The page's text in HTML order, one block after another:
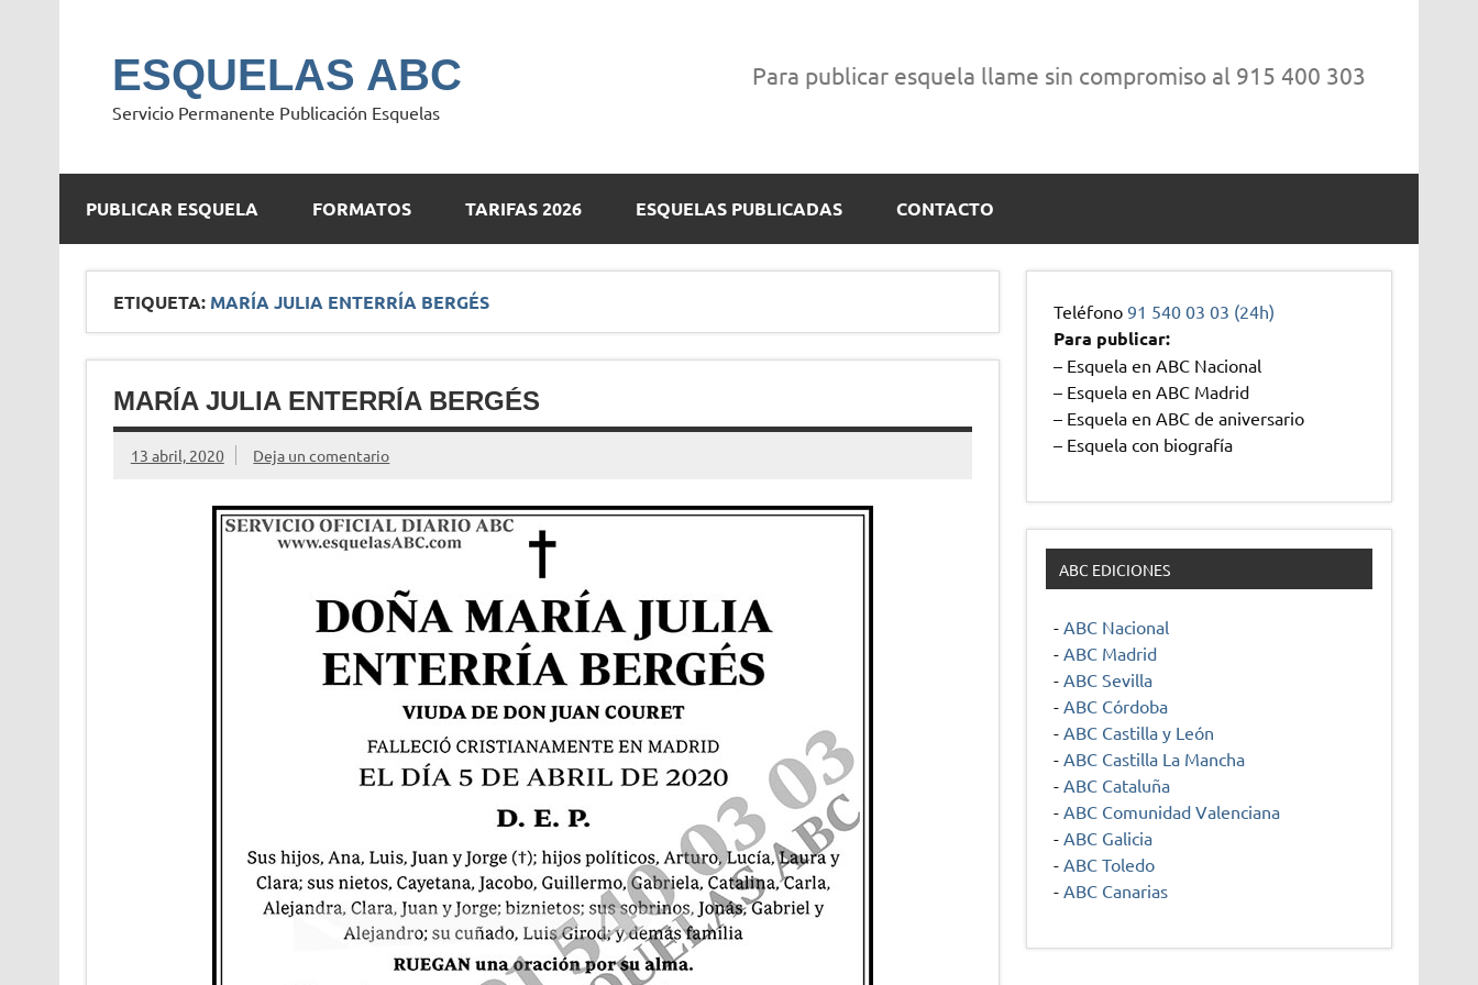
ESQUELAS ABC
Servicio Permanente Publicación Esquelas
Para publicar esquela llame sin compromiso al 915 400 303
PUBLICAR ESQUELA FORMATOS TARIFAS 2026 ESQUELAS PUBLICADAS CONTACTO
ETIQUETA: MARÍA JULIA ENTERRÍA BERGÉS
MARÍA JULIA ENTERRÍA BERGÉS
13 abril, 2020 Deja un comentario
Teléfono91 540 03 03 (24h)
Para publicar:
– Esquela en ABC Nacional
– Esquela en ABC Madrid
– Esquela en ABC de aniversario
– Esquela con biografía
ABC EDICIONES
- ABC Nacional
- ABC Madrid
- ABC Sevilla
- ABC Córdoba
- ABC Castilla y León
- ABC Castilla La Mancha
- ABC Cataluña
- ABC Comunidad Valenciana
- ABC Galicia
- ABC Toledo
- ABC Canarias